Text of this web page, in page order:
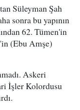
Süleyman Şah
sonra bu yapının
62. Tümen'in
(Ebu Amşe)
Askeri
İşler Kolordusu